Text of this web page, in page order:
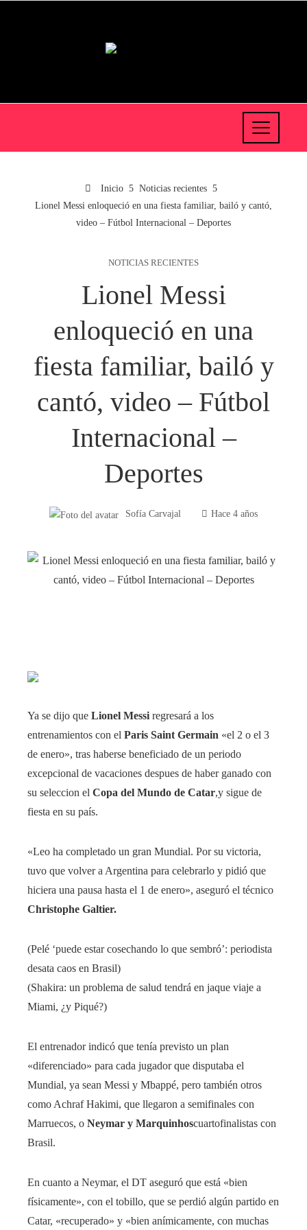
Inicio
Noticias recientes
Lionel Messi enloqueció en una fiesta familiar, bailó y cantó,
video – Fútbol Internacional – Deportes
NOTICIAS RECIENTES
Lionel Messi
enloqueció en una
fiesta familiar, bailó y
cantó, video – Fútbol
Internacional –
Deportes
Sofía Carvajal Hace 4 años
Ya se dijo que Lionel Messi regresará a los
entrenamientos con el Paris Saint Germain «el 2 o el 3
de enero», tras haberse beneficiado de un periodo
excepcional de vacaciones despues de haber ganado con
su seleccion el Copa del Mundo de Catar,y sigue de
fiesta en su país.
«Leo ha completado un gran Mundial. Por su victoria,
tuvo que volver a Argentina para celebrarlo y pidió que
hiciera una pausa hasta el 1 de enero», aseguró el técnico
Christophe Galtier.
(Pelé ‘puede estar cosechando lo que sembró’: periodista
desata caos en Brasil)
(Shakira: un problema de salud tendrá en jaque viaje a
Miami, ¿y Piqué?)
El entrenador indicó que tenía previsto un plan
«diferenciado» para cada jugador que disputaba el
Mundial, ya sean Messi y Mbappé, pero también otros
como Achraf Hakimi, que llegaron a semifinales con
Marruecos, o Neymar y Marquinhoscuartofinalistas con
Brasil.
En cuanto a Neymar, el DT aseguró que está «bien
físicamente», con el tobillo, que se perdió algún partido en
Catar, «recuperado» y «bien anímicamente, con muchas